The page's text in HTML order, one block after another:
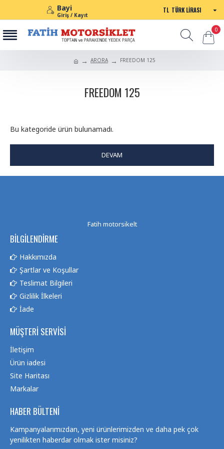
Bayi
Giriş / Kayıt
TL TÜRK LIRASI
0
ARORA FREEDOM 125
FREEDOM 125
Bu kategoride ürün bulunamadı.
DEVAM
Fatih motorsikelt
BILGILENDIRME
Hakkımızda
Şartlar ve Koşullar
Teslimat Bilgileri
Gizlilik İlkeleri
İade
MÜŞTERI SERVISI
İletişim
Ürün iadesi
Site Haritası
Markalar
HABER BÜLTENI
Kampanyalarımızdan, yeni ürünlerimizden ve daha pek çok
yenilikten haberdar olmak ister misiniz?